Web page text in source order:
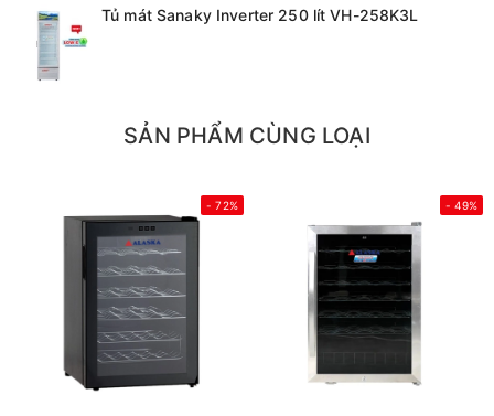
Tủ mát Sanaky Inverter 250 lít VH-258K3L
SẢN PHẨM CÙNG LOẠI
- 72% - 49%